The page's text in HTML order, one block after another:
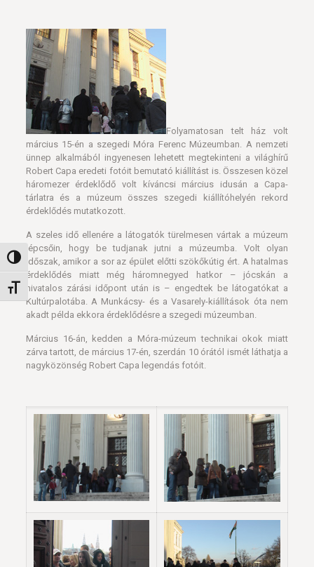
Nagy kontraszt váltása
Betűméret váltása
Folyamatosan telt ház volt
március 15-én a szegedi Móra Ferenc Múzeumban. A nemzeti
ünnep alkalmából ingyenesen lehetett megtekinteni a világhírű
Robert Capa eredeti fotóit bemutató kiállítást is. Összesen közel
háromezer érdeklődő volt kíváncsi március idusán a Capa-
tárlatra és a múzeum összes szegedi kiállítóhelyén rekord
érdeklődés mutatkozott.
A szeles idő ellenére a látogatók türelmesen vártak a múzeum
lépcsőin, hogy be tudjanak jutni a múzeumba. Volt olyan
időszak, amikor a sor az épület előtti szökőkútig ért. A hatalmas
érdeklődés miatt még háromnegyed hatkor – jócskán a
hivatalos zárási időpont után is – engedtek be látogatókat a
Kultúrpalotába. A Munkácsy- és a Vasarely-kiállítások óta nem
akadt példa ekkora érdeklődésre a szegedi múzeumban.
Március 16-án, kedden a Móra-múzeum technikai okok miatt
zárva tartott, de március 17-én, szerdán 10 órától ismét láthatja a
nagyközönség Robert Capa legendás fotóit.